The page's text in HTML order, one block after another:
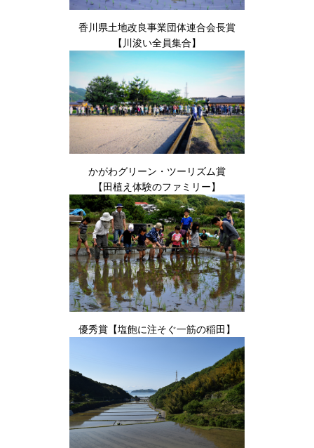
香川県土地改良事業団体連合会長賞
【川浚い全員集合】
かがわグリーン・ツーリズム賞
【田植え体験のファミリー】
優秀賞【塩飽に注そぐ一筋の稲田】